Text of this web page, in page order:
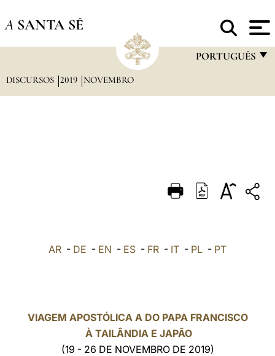
A SANTA SÉ
PORTUGUÊS
DEUTSCH
العربيّة
DISCURSOS 2019 NOVEMBRO
AR - DE - EN - ES - FR - IT - PL - PT
VIAGEM APOSTÓLICA A DO PAPA FRANCISCO
À TAILÂNDIA E JAPÃO
(19 - 26 DE NOVEMBRO DE 2019)